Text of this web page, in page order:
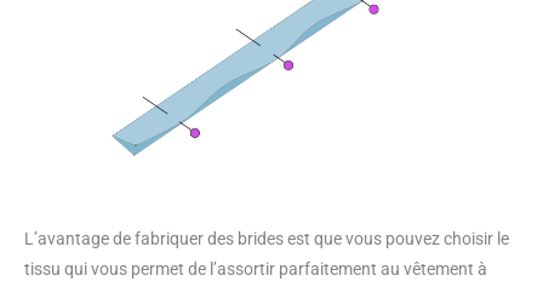
L’avantage de fabriquer des brides est que vous pouvez choisir le
tissu qui vous permet de l’assortir parfaitement au vêtement à